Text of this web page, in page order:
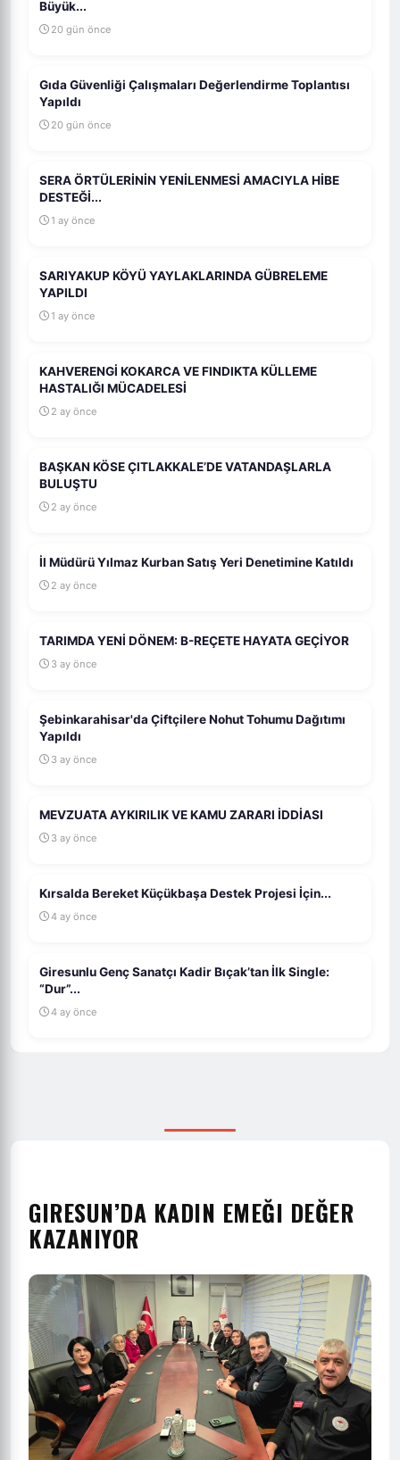
Büyük...
20 gün önce
Gıda Güvenliği Çalışmaları Değerlendirme Toplantısı
Yapıldı
20 gün önce
SERA ÖRTÜLERİNİN YENİLENMESİ AMACIYLA HİBE
DESTEĞİ...
1 ay önce
SARIYAKUP KÖYÜ YAYLAKLARINDA GÜBRELEME
YAPILDI
1 ay önce
KAHVERENGİ KOKARCA VE FINDIKTA KÜLLEME
HASTALIĞI MÜCADELESİ
2 ay önce
BAŞKAN KÖSE ÇITLAKKALE’DE VATANDAŞLARLA
BULUŞTU
2 ay önce
İl Müdürü Yılmaz Kurban Satış Yeri Denetimine Katıldı
2 ay önce
TARIMDA YENİ DÖNEM: B-REÇETE HAYATA GEÇİYOR
3 ay önce
Şebinkarahisar'da Çiftçilere Nohut Tohumu Dağıtımı
Yapıldı
3 ay önce
MEVZUATA AYKIRILIK VE KAMU ZARARI İDDİASI
3 ay önce
Kırsalda Bereket Küçükbaşa Destek Projesi İçin...
4 ay önce
Giresunlu Genç Sanatçı Kadir Bıçak’tan İlk Single:
“Dur”...
4 ay önce
GIRESUN’DA KADIN EMEĞI DEĞER
KAZANIYOR